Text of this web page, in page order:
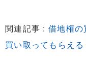
関連記事 : 借地権の
買い取ってもらえる